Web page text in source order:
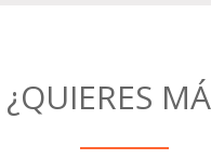
¿QUIERES